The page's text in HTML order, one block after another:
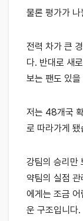
물론 평가가
전력 차가 큰
다. 반대로 새
보는 팬도 있을
저는 48개국
로 따라가게 됐
강팀의 승리만
약팀의 실점
에게는 조금
운 구조입니다.